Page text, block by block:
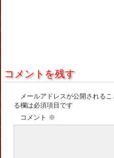
コメントを残す
メールアドレスが公開されるこ
る欄は必須項目です
コメント ※